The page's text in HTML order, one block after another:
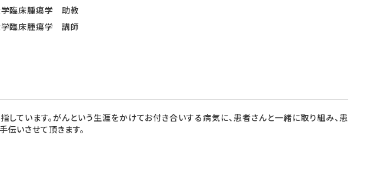
臨床腫瘍学 助教
臨床腫瘍学 講師
ています。がんという生涯をかけてお付き合いする病気に、患者さんと一緒に取り組み、患
伝いさせて頂きます。